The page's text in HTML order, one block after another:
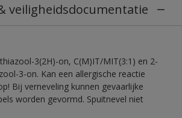
veiligheidsdocumentatie
3(2H)-on, C(M)IT/MIT(3:1) en 2-
3-on. Kan een allergische reactie
Bij verneveling kunnen gevaarlijke
worden gevormd. Spuitnevel niet